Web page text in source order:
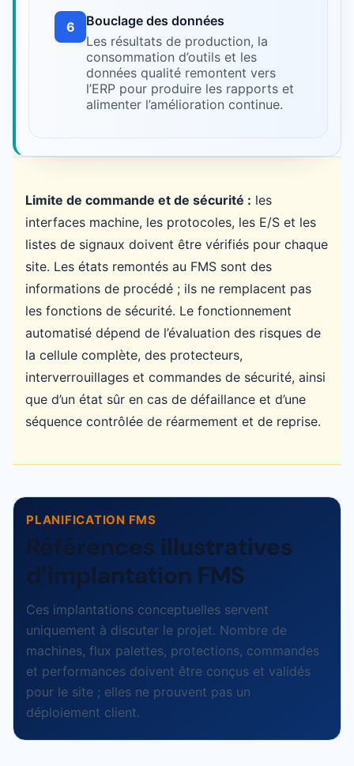
6
Bouclage des données
Les résultats de production, la
consommation d’outils et les
données qualité remontent vers
l’ERP pour produire les rapports et
alimenter l’amélioration continue.
Limite de commande et de sécurité : les
interfaces machine, les protocoles, les E/S et les
listes de signaux doivent être vérifiés pour chaque
site. Les états remontés au FMS sont des
informations de procédé ; ils ne remplacent pas
les fonctions de sécurité. Le fonctionnement
automatisé dépend de l’évaluation des risques de
la cellule complète, des protecteurs,
interverrouillages et commandes de sécurité, ainsi
que d’un état sûr en cas de défaillance et d’une
séquence contrôlée de réarmement et de reprise.
PLANIFICATION FMS
Références illustratives
d’implantation FMS
Ces implantations conceptuelles servent
uniquement à discuter le projet. Nombre de
machines, flux palettes, protections, commandes
et performances doivent être conçus et validés
pour le site ; elles ne prouvent pas un
déploiement client.